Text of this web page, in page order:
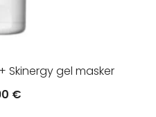
Skinergy gel masker
€